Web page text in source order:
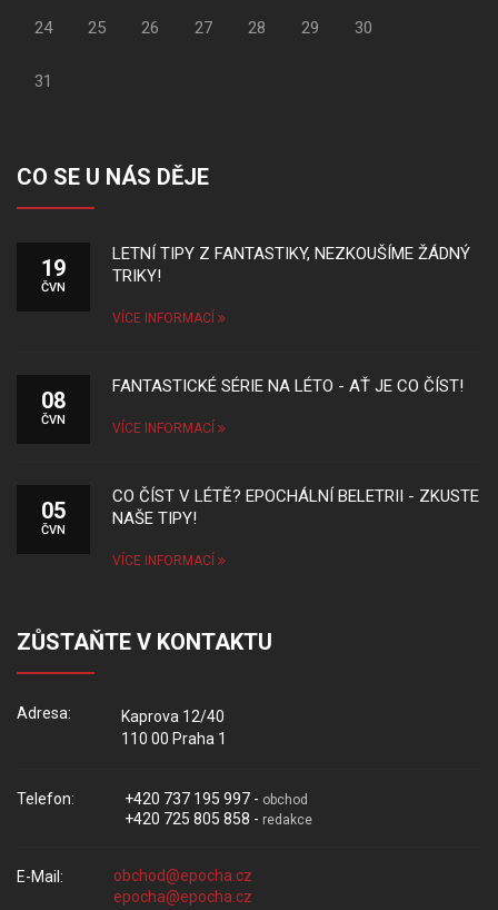
24 25 26 27 28 29 30
31
CO SE U NÁS DĚJE
19
ČVN
LETNÍ TIPY Z FANTASTIKY, NEZKOUŠÍME ŽÁDNÝ
TRIKY!
VÍCE INFORMACÍ
08
ČVN
FANTASTICKÉ SÉRIE NA LÉTO - AŤ JE CO ČÍST!
VÍCE INFORMACÍ
05
ČVN
CO ČÍST V LÉTĚ? EPOCHÁLNÍ BELETRII - ZKUSTE
NAŠE TIPY!
VÍCE INFORMACÍ
ZŮSTAŇTE V KONTAKTU
Adresa:
Kaprova 12/40
110 00 Praha 1
Telefon: +420 737 195 997 - obchod
+420 725 805 858 - redakce
E-Mail: